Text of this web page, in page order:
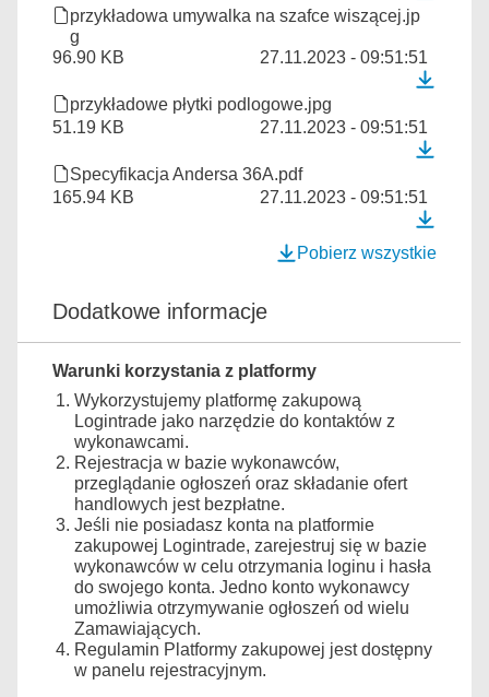
przykładowa umywalka na szafce wiszącej.jp
g
96.90 KB
27.11.2023 - 09:51:51
przykładowe płytki podlogowe.jpg
51.19 KB
27.11.2023 - 09:51:51
Specyfikacja Andersa 36A.pdf
165.94 KB
27.11.2023 - 09:51:51
Pobierz wszystkie
Dodatkowe informacje
Warunki korzystania z platformy
Wykorzystujemy platformę zakupową
Logintrade jako narzędzie do kontaktów z
wykonawcami.
Rejestracja w bazie wykonawców,
przeglądanie ogłoszeń oraz składanie ofert
handlowych jest bezpłatne.
Jeśli nie posiadasz konta na platformie
zakupowej Logintrade, zarejestruj się w bazie
wykonawców w celu otrzymania loginu i hasła
do swojego konta. Jedno konto wykonawcy
umożliwia otrzymywanie ogłoszeń od wielu
Zamawiających.
Regulamin Platformy zakupowej jest dostępny
w panelu rejestracyjnym.